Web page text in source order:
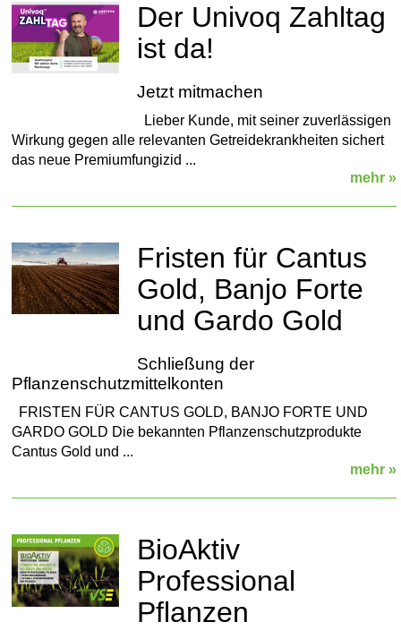
Der Univoq Zahltag
ist da!
Jetzt mitmachen
Lieber Kunde, mit seiner zuverlässigen
Wirkung gegen alle relevanten Getreidekrankheiten sichert
das neue Premiumfungizid ...
mehr »
Fristen für Cantus
Gold, Banjo Forte
und Gardo Gold
Schließung der
Pflanzenschutzmittelkonten
FRISTEN FÜR CANTUS GOLD, BANJO FORTE UND
GARDO GOLD Die bekannten Pflanzenschutzprodukte
Cantus Gold und ...
mehr »
BioAktiv
Professional
Pflanzen